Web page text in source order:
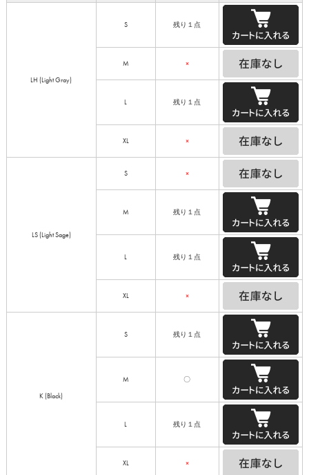
LH (Light Gray)
S 残り１点
M ×
L 残り１点
XL ×
LS (Light Sage)
S ×
M 残り１点
L 残り１点
XL ×
K (Black)
S 残り１点
M 〇
L 残り１点
XL ×